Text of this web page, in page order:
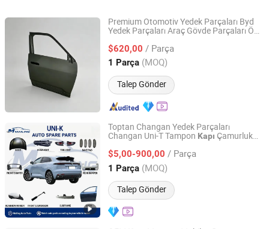
Premium Otomotiv Yedek Parçaları Byd
Yedek Parçaları Araç Gövde Parçaları Ön
Dm-I 16299261-00
$620,00 / Parça
1 Parça (MOQ)
Talep Gönder
Chengdu Xinkairui Trading Co., Ltd.
Sichuan, China Fiyat 2026
Toptan Changan Yedek Parçaları
Changan Uni-T Tampon Kapı Çamurluk
Changan Uni K Yedek Parça Oto Araç
Aksesuarı Araç
$5,00-900,00 / Parça
1 Parça (MOQ)
Talep Gönder
Mailing Auto Parts (Chongqing) Co., Ltd.
Chongqing, China Fiyat 2026